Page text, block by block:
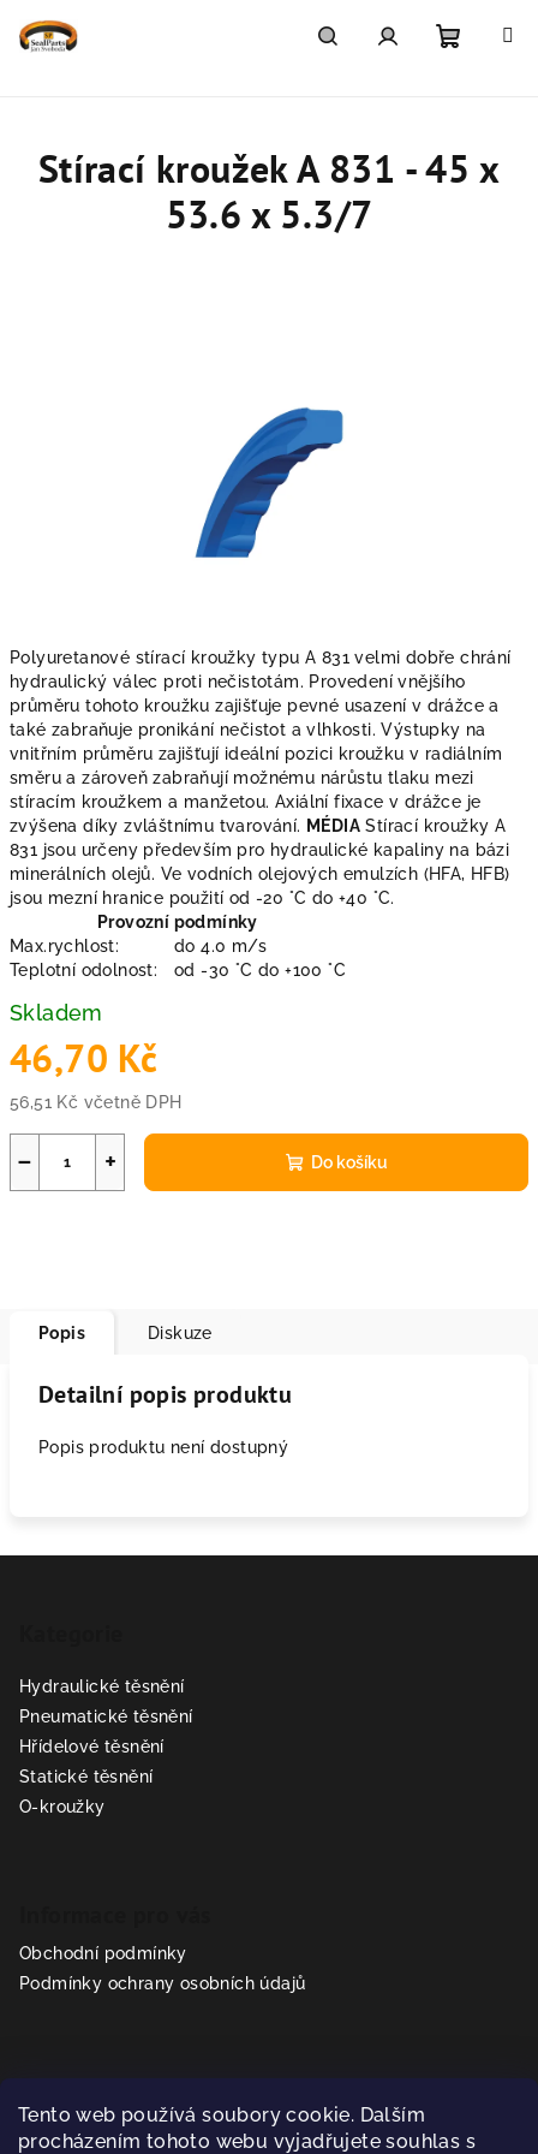
Tento web používá soubory cookie. Dalším
procházením tohoto webu vyjadřujete souhlas s
Polyuretanové stírací kroužky typu A 831 velmi dobře chrání
hydraulický válec proti nečistotám. Provedení vnějšího
průměru tohoto kroužku zajišťuje pevné usazení v drážce a
také zabraňuje pronikání nečistot a vlhkosti. Výstupky na
vnitřním průměru zajišťují ideální pozici kroužku v radiálním
směru a zároveň zabraňují možnému nárůstu tlaku mezi
stíracím kroužkem a manžetou. Axiální fixace v drážce je
zvýšena díky zvláštnímu tvarování. MÉDIA Stírací kroužky A
831 jsou určeny především pro hydraulické kapaliny na bázi
minerálních olejů. Ve vodních olejových emulzích (HFA, HFB)
jsou mezní hranice použití od -20 °C do +40 °C.
Provozní podmínky
Max.rychlost:
do 4.0 m/s
Teplotní odolnost: od -30 °C do +100 °C
Skladem
46,70 Kč
56,51 Kč včetně DPH
+
− Do košíku
Stírací kroužek A 831 - 45 x
53.6 x 5.3/7
Popis Diskuze
Detailní popis produktu
Popis produktu není dostupný
Hydraulické těsnění
Pneumatické těsnění
Hřídelové těsnění
Statické těsnění
O-kroužky
Obchodní podmínky
Podmínky ochrany osobních údajů
prodej @
sealparts.cz